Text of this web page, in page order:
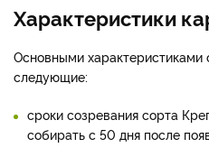
Характеристики
Основными
следующие:
сроки созревания сорта
собирать с 50 дня после